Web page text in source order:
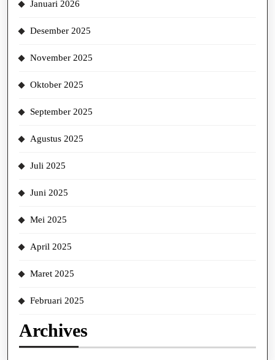
Januari 2026
Desember 2025
November 2025
Oktober 2025
September 2025
Agustus 2025
Juli 2025
Juni 2025
Mei 2025
April 2025
Maret 2025
Februari 2025
Archives